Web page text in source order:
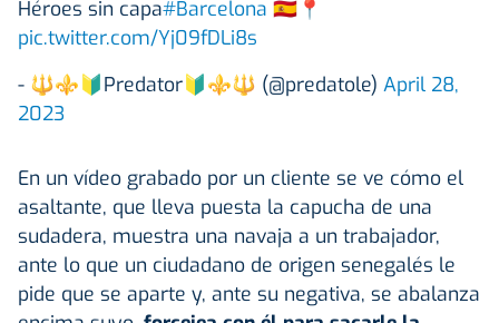
Héroes sin capa#Barcelona 🇪🇸📍
pic.twitter.com/Yj09fDLi8s
- 🔱⚜️🔰Predator🔰⚜️🔱 (@predatole) April 28,
2023
En un vídeo grabado por un cliente se ve cómo el
asaltante, que lleva puesta la capucha de una
sudadera, muestra una navaja a un trabajador,
ante lo que un ciudadano de origen senegalés le
pide que se aparte y, ante su negativa, se abalanza